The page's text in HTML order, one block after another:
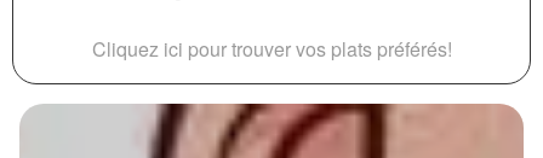
Cliquez ici pour trouver vos plats préférés!